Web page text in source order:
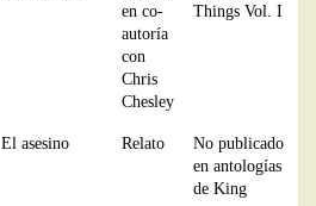
en co-
autoría
con
Chris
Chesley
Things Vol. I
El asesino Relato
No publicado
en antologías
de King